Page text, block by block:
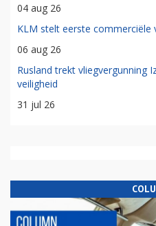
04 aug 26
KLM stelt eerste commerciële
06 aug 26
Rusland trekt vliegvergunning
veiligheid
31 jul 26